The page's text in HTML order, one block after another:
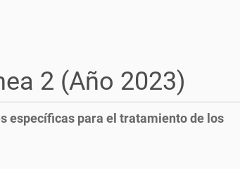
2 (Año 2023)
específicas para el tratamiento de los